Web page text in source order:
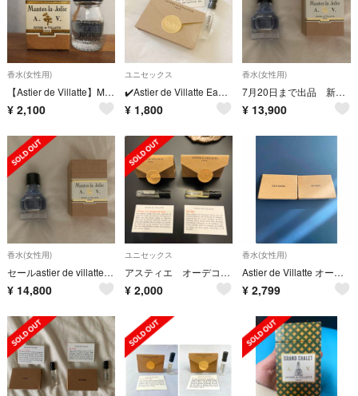
香水(女性用)
【Astier de Villatte】Mantes-la-Jolie 香水
¥ 2,100
ユニセックス
✔️Astier de Villatte Eau Fugace sample
¥ 1,800
香水(女性用)
7月20日まで出品 新品未開封astier de villatte香水30ml
¥ 13,900
香水(女性用)
セールastier de villatte新発売 香水30ml
¥ 14,800
ユニセックス
アスティエ オーデコロン 2点セット
¥ 2,000
香水(女性用)
Astier de Villatte オーデコロン 2ml ×2種類
¥ 2,799